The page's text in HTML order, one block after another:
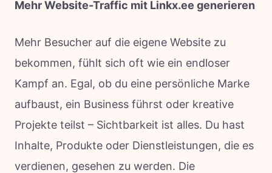
Mehr Website-Traffic mit Linkx.ee generieren
Mehr Besucher auf die eigene Website zu
bekommen, fühlt sich oft wie ein endloser
Kampf an. Egal, ob du eine persönliche Marke
aufbaust, ein Business führst oder kreative
Projekte teilst – Sichtbarkeit ist alles. Du hast
Inhalte, Produkte oder Dienstleistungen, die es
verdienen, gesehen zu werden. Die